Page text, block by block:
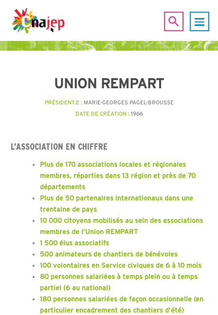
UNION REMPART
PRÉSIDENT.E :MARIE-GEORGES PAGEL-BROUSSE
DATE DE CRÉATION :1966
L’ASSOCIATION EN CHIFFRE
Plus de 170 associations locales et régionales
membres, réparties dans 13 région et près de 70
départements
Plus de 50 partenaires internationaux dans une
trentaine de pays
10 000 citoyens mobilisés au sein des associations
membres de l’Union REMPART
1 500 élus associatifs
500 animateurs de chantiers de bénévoles
100 volontaires en Service civiques de 6 à 10 mois
80 personnes salariées à temps plein ou à temps
partiel (6 au national)
180 personnes salariées de façon occasionnelle (en
particulier encadrement des chantiers d’été)